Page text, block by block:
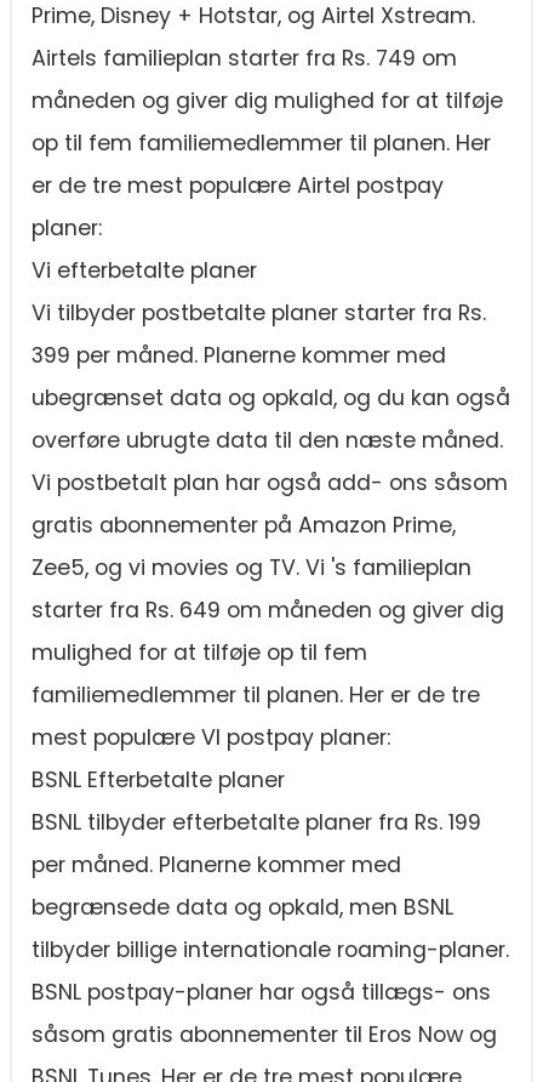
Prime, Disney + Hotstar, og Airtel Xstream.
Airtels familieplan starter fra Rs. 749 om
måneden og giver dig mulighed for at tilføje
op til fem familiemedlemmer til planen. Her
er de tre mest populære Airtel postpay
planer:
Vi efterbetalte planer
Vi tilbyder postbetalte planer starter fra Rs.
399 per måned. Planerne kommer med
ubegrænset data og opkald, og du kan også
overføre ubrugte data til den næste måned.
Vi postbetalt plan har også add- ons såsom
gratis abonnementer på Amazon Prime,
Zee5, og vi movies og TV. Vi 's familieplan
starter fra Rs. 649 om måneden og giver dig
mulighed for at tilføje op til fem
familiemedlemmer til planen. Her er de tre
mest populære VI postpay planer:
BSNL Efterbetalte planer
BSNL tilbyder efterbetalte planer fra Rs. 199
per måned. Planerne kommer med
begrænsede data og opkald, men BSNL
tilbyder billige internationale roaming-planer.
BSNL postpay-planer har også tillægs- ons
såsom gratis abonnementer til Eros Now og